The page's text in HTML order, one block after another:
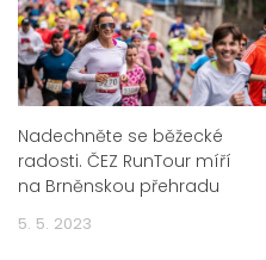
Nadechněte se běžecké
radosti. ČEZ RunTour míří
na Brněnskou přehradu
5. 5. 2023